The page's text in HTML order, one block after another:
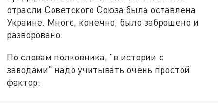
отрасли Советского Союза была оставлена
Украине. Много, конечно, было заброшено и
разворовано.
По словам полковника, "в истории с
заводами" надо учитывать очень простой
фактор: